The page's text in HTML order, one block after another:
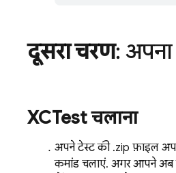
दूसरा चरण:
XCTest चलाना
अपने टेस्ट की .zip फ़ाइल
कमांड चलाएं. अगर आपने